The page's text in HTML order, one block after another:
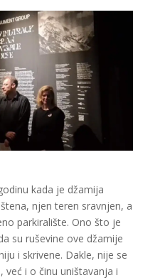
kada je džamija
njen teren sravnjen, a
parkiralište. Ono što je
su ruševine ove džamije
i skrivene. Dakle, nije se
već i o činu uništavanja i